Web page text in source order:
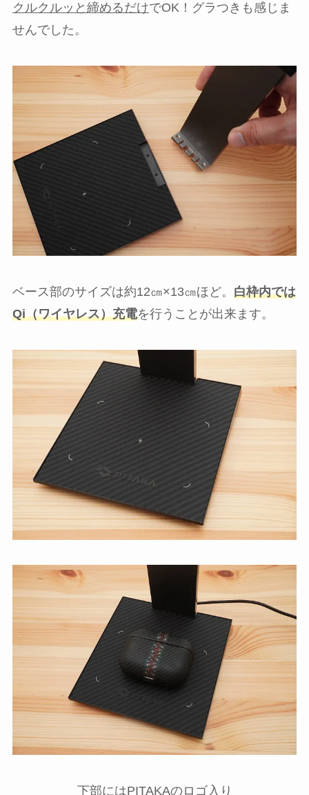
クルクルッと締めるだけでOK！グラつきも感じま
せんでした。
ベース部のサイズは約12㎝×13㎝ほど。 白枠内では
Qi（ワイヤレス）充電を行うことが出来ます。
下部にはPITAKAのロゴ入り